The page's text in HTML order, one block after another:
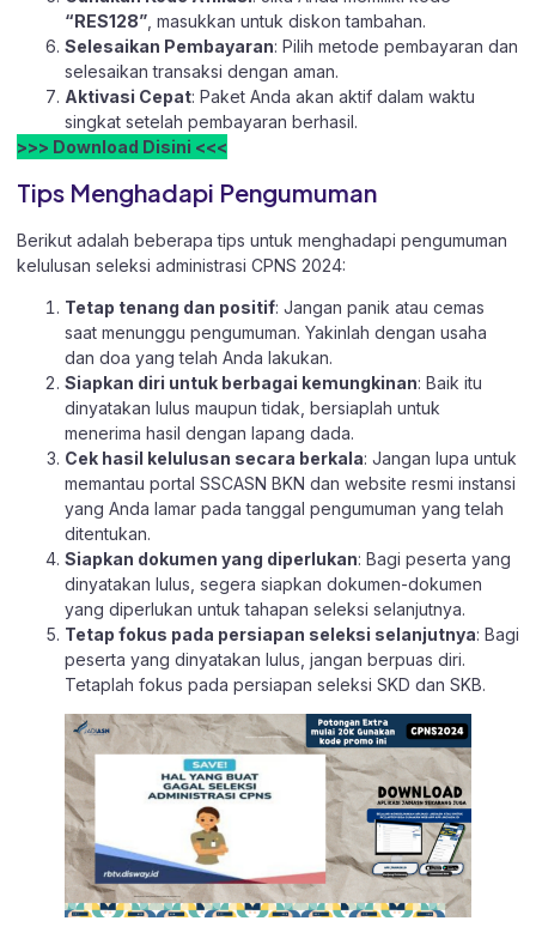
“RES128” , masukkan untuk diskon tambahan.
Selesaikan Pembayaran: Pilih metode pembayaran dan
selesaikan transaksi dengan aman.
Aktivasi Cepat: Paket Anda akan aktif dalam waktu
singkat setelah pembayaran berhasil.
>>> Download Disini <<<
Tips Menghadapi Pengumuman
Berikut adalah beberapa tips untuk menghadapi pengumuman
kelulusan seleksi administrasi CPNS 2024:
Tetap tenang dan positif: Jangan panik atau cemas
saat menunggu pengumuman. Yakinlah dengan usaha
dan doa yang telah Anda lakukan.
Siapkan diri untuk berbagai kemungkinan: Baik itu
dinyatakan lulus maupun tidak, bersiaplah untuk
menerima hasil dengan lapang dada.
Cek hasil kelulusan secara berkala: Jangan lupa untuk
memantau portal SSCASN BKN dan website resmi instansi
yang Anda lamar pada tanggal pengumuman yang telah
ditentukan.
Siapkan dokumen yang diperlukan: Bagi peserta yang
dinyatakan lulus, segera siapkan dokumen-dokumen
yang diperlukan untuk tahapan seleksi selanjutnya.
Tetap fokus pada persiapan seleksi selanjutnya: Bagi
peserta yang dinyatakan lulus, jangan berpuas diri.
Tetaplah fokus pada persiapan seleksi SKD dan SKB.